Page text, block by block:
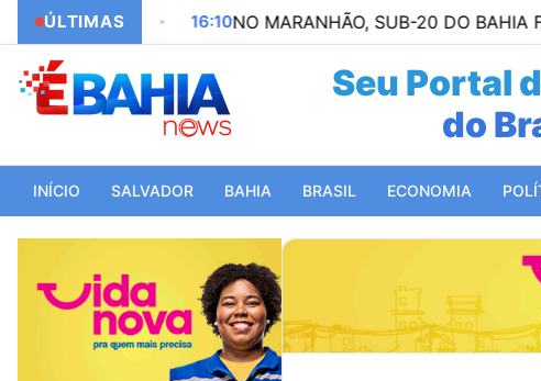
ÚLTIMAS
16:10 NO MARANHÃO, SUB-20 DO BAHIA FAZ
Seu Portal
do
INÍCIO SALVADOR BAHIA BRASIL ECONOMIA